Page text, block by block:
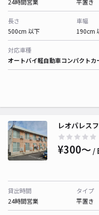
24時間営業
平置き
長さ
500cm 以下
車幅
190cm
対応車種
オートバイ軽自動車コンパクトカ
レオパレス
¥300〜 /
貸出時間
24時間営業
タイプ
平置き